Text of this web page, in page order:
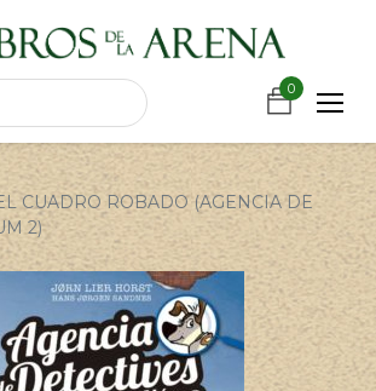
0
0
CUADRO ROBADO (AGENCIA DE
2)